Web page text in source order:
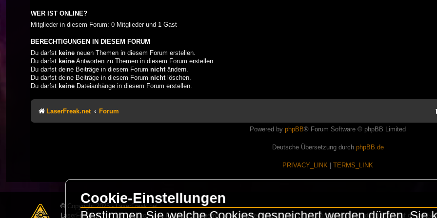
WER IST ONLINE?
Mitglieder in diesem Forum: 0 Mitglieder und 1 Gast
BERECHTIGUNGEN IN DIESEM FORUM
Du darfst keine neuen Themen in diesem Forum erstellen.
Du darfst keine Antworten zu Themen in diesem Forum erstellen.
Du darfst deine Beiträge in diesem Forum nicht ändern.
Du darfst deine Beiträge in diesem Forum nicht löschen.
Du darfst keine Dateianhänge in diesem Forum erstellen.
LaserFreak.net Forum
Powered by phpBB® Forum Software © phpBB Limited
Deutsche Übersetzung durch phpBB.de
PRIVACY_LINK TERMS_LINK
© Copyright 2025 - LaserFreak.net
LaserFreak ist ein freies und offenes Forum zum Thema Lasershowtechnik. Wir sind nicht kommerziell und die Banner auf dieser
Cookie-Einstellungen
Bestimmen Sie welche Cookies gespeichert werden dürfen. Sie